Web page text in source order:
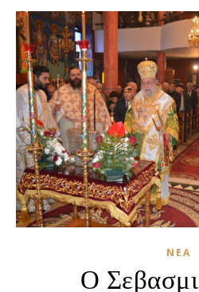
ΝΈΑ
Ο